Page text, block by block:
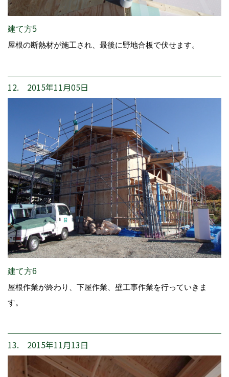
建て方5
屋根の断熱材が施工され、最後に野地合板で伏せます。
12. 2015年11月05日
建て方6
屋根作業が終わり、下屋作業、壁工事作業を行っていきま
す。
13. 2015年11月13日